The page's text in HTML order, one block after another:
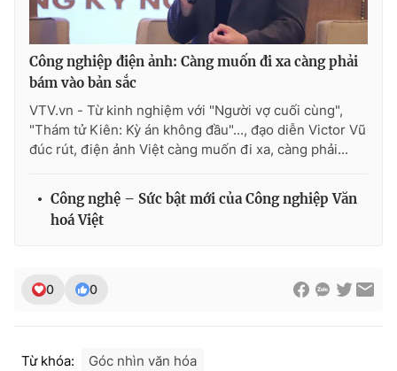
Công nghiệp điện ảnh: Càng muốn đi xa càng phải
bám vào bản sắc
VTV.vn - Từ kinh nghiệm với "Người vợ cuối cùng",
"Thám tử Kiên: Kỳ án không đầu"..., đạo diễn Victor Vũ
đúc rút, điện ảnh Việt càng muốn đi xa, càng phải...
Công nghệ – Sức bật mới của Công nghiệp Văn
hoá Việt
0 0
Từ khóa: Góc nhìn văn hóa